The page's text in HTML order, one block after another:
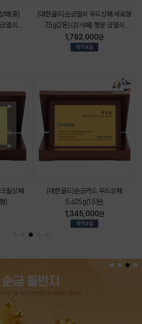
(대한골드)순금열쇠 우드상패 세로형
7.5g(2돈) (감사패) 행운 금열쇠
황금열쇠
1,782,000원
(대한골드)순금카드 우드상패
5.625g(1.5돈)
1,345,000원
(대한
3.75g(1
(대한골